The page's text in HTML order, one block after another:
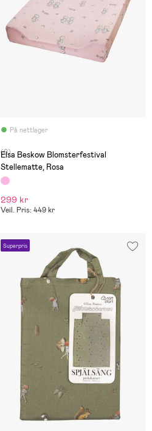
På nettlager
(0)
Elsa Beskow Blomsterfestival
Stellematte, Rosa
299 kr
Veil. Pris: 449 kr
Superpris